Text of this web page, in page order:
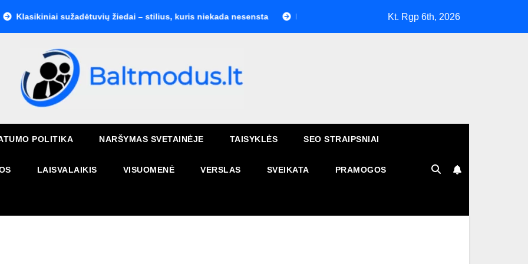
sužadėtuvių žiedai – stilius, kuris niekada nesensta Kaip atpažinti patikimą telefonų taisyklą ir išvengti nekokybiško
Kt. Rgp 6th, 2026
POLITIKA NARŠYMAS SVETAINĖJE TAISYKLĖS SEO STRAIPSNIAI
LAISVALAIKIS VISUOMENĖ VERSLAS SVEIKATA PRAMOGOS